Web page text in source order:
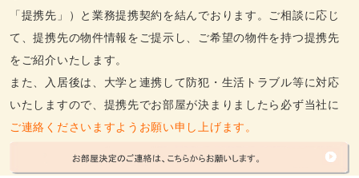
明治学院大学女子寮「セベレンス館」を検討している在校生の皆
現在も入居可能なお部屋ございます。詳しくはこちらをご確認く
ださい。
2026/03/18
土日を中心とした「2026年度新入生向けお部屋探しサポート」は
終了いたしました
平日は通年で明治学院大学生のお部屋探しをサポートしておりま
明治学院サービス横浜事務所（平日9：00～17：00） ℡：045-
869-5761
「提携先」）と業務提携契約を結んでおります。ご相談に応じ
て、提携先の物件情報をご提示し、ご希望の物件を持つ提携先
をご紹介いたします。
また、入居後は、大学と連携して防犯・生活トラブル等に対応
いたしますので、提携先でお部屋が決まりましたら必ず当社に
ご連絡くださいますようお願い申し上げます。